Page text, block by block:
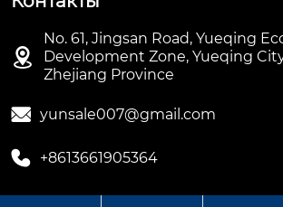

No. 61, Jingsan Road, Yueqing
Development Zone, Yueqing
Zhejiang Province
 yunsale007@gmail.com
 +8613661905364